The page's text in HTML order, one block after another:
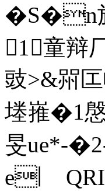
�S�n
1童辩
豉>&喌
堘嶊�1
旻ue*-
e︳